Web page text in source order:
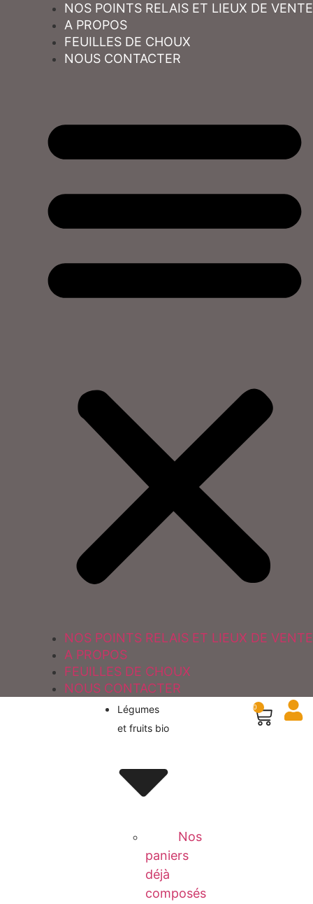
NOS POINTS RELAIS ET LIEUX DE VENTE
A PROPOS
FEUILLES DE CHOUX
NOUS CONTACTER
NOS POINTS RELAIS ET LIEUX DE VENTE
A PROPOS
FEUILLES DE CHOUX
NOUS CONTACTER
Légumes
et fruits bio
Nos
paniers
déjà
composés
0